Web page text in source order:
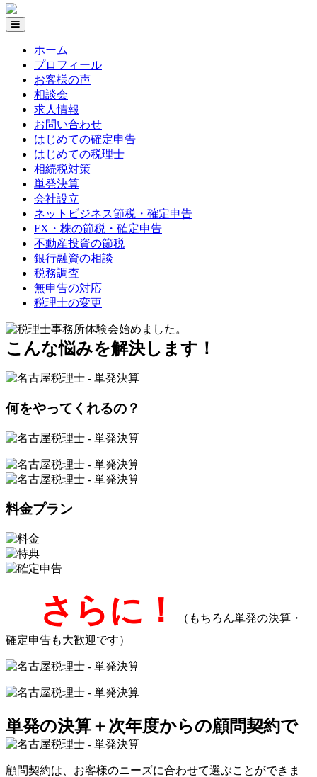
ホーム
プロフィール
お客様の声
相談会
求人情報
お問い合わせ
はじめての確定申告
はじめての税理士
相続税対策
単発決算
会社設立
ネットビジネス節税・確定申告
FX・株の節税・確定申告
不動産投資の節税
銀行融資の相談
税務調査
無申告の対応
税理士の変更
こんな悩みを解決します！
何をやってくれるの？
料金プラン
さらに！
（もちろん単発の決算・
確定申告も大歓迎です）
単発の決算＋次年度からの顧問契約で
顧問契約は、お客様のニーズに合わせて選ぶことができま